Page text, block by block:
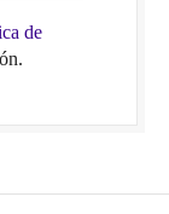
de